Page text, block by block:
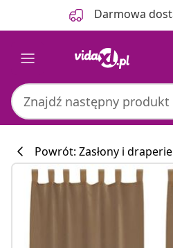
Powrót: Zasłony i draperie